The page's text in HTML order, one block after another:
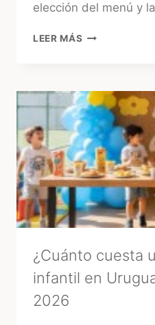
elección del menú y
LEER MÁS MÁS
QUIERO»:
3
RITUALES
MÁGICOS
PARA
ATRAER
BUENA
ENERGÍA
ANTES
DE
BODA
¿Cuánto cuesta
infantil en
2026